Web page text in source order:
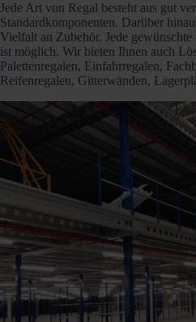
Jede Art von Regal besteht aus gut
Standardkomponenten. Darüber
Vielfalt an Zubehör. Jede
ist möglich. Wir bieten Ihnen auch
Palettenregalen, Einfahrregalen,
Reifenregalen, Gitterwänden,